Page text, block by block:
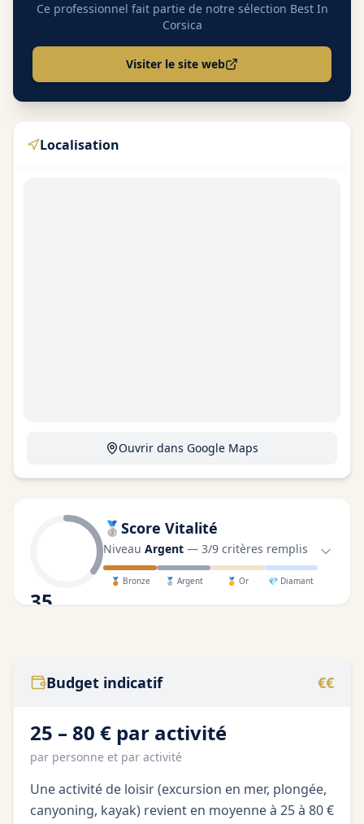
Ce professionnel fait partie de notre sélection Best In
Corsica
Visiter le site web
Localisation
Ouvrir dans Google Maps
35
🥈 Score Vitalité
Niveau Argent — 3/9 critères remplis
🥉 Bronze 🥈 Argent 🥇 Or 💎 Diamant
Budget indicatif €€
25 – 80 € par activité
par personne et par activité
Une activité de loisir (excursion en mer, plongée,
canyoning, kayak) revient en moyenne à 25 à 80 €